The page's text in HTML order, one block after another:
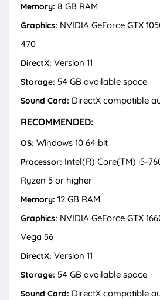
Memory: 8 GB RAM
Graphics: NVIDIA GeForce GTX
470
DirectX: Version 11
Storage: 54 GB available space
Sound Card: DirectX compatible
RECOMMENDED:
OS: Windows 10 64 bit
Processor: Intel(R) Core(TM) i5-
Ryzen 5 or higher
Memory: 12 GB RAM
Graphics: NVIDIA GeForce GTX
Vega 56
DirectX: Version 11
Storage: 54 GB available space
Sound Card: DirectX compatible